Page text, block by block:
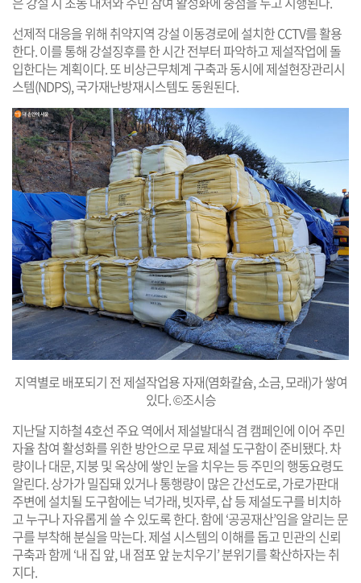
선제적 대응을 위해 취약지역 강설 이동경로에 설치한 CCTV를 활용
한다. 이를 통해 강설징후를 한 시간 전부터 파악하고 제설작업에 돌
입한다는 계획이다. 또 비상근무체계 구축과 동시에 제설현장관리시
스템(NDPS), 국가재난방재시스템도 동원된다.
지역별로 배포되기 전 제설작업용 자재(염화칼슘, 소금, 모래)가 쌓여
있다. ©조시승
지난달 지하철 4호선 주요 역에서 제설발대식 겸 캠페인에 이어 주민
자율 참여 활성화를 위한 방안으로 무료 제설 도구함이 준비됐다. 차
량이나 대문, 지붕 및 옥상에 쌓인 눈을 치우는 등 주민의 행동요령도
알린다. 상가가 밀집돼 있거나 통행량이 많은 간선도로, 가로가판대
주변에 설치될 도구함에는 넉가래, 빗자루, 삽 등 제설도구를 비치하
고 누구나 자유롭게 쓸 수 있도록 한다. 함에 ‘공공재산’임을 알리는 문
구를 부착해 분실을 막는다. 제설 시스템의 이해를 돕고 민관의 신뢰
구축과 함께 ‘내 집 앞, 내 점포 앞 눈치우기’ 분위기를 확산하자는 취
지다.